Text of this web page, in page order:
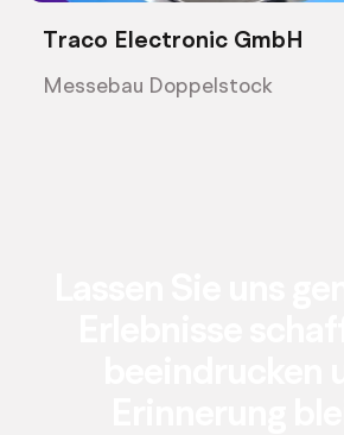
Traco Electronic GmbH
Messebau Doppelstock